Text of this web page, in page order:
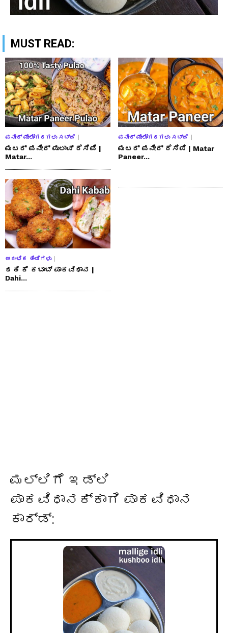
MUST READ:
ಪನೀರ್ ಮೇಲೋಗರಗಳು ಸಬ್ಜಿ
ಮಟರ್ ಪನೀರ್ ಪುಲಾವ್ ರೆಸಿಪಿ |
Matar...
ಪನೀರ್ ಮೇಲೋಗರಗಳು ಸಬ್ಜಿ
ಮಟರ್ ಪನೀರ್ ರೆಸಿಪಿ | Matar
Paneer...
ಆರಂಭಿಕ ತಿಂಡಿಗಳು
ದಹಿ ಕೆ ಕಬಾಬ್ ಪಾಕವಿಧಾನ |
Dahi...
ಮಲ್ಲಿಗೆ ಇಡ್ಲಿ
ಪಾಕವಿಧಾನಕ್ಕಾಗಿ ಪಾಕವಿಧಾನ
ಕಾರ್ಡ್: